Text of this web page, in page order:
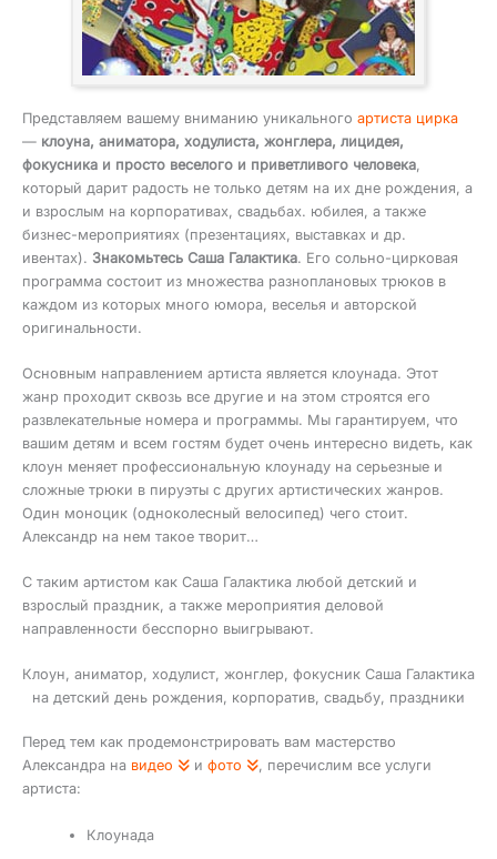
Представляем вашему вниманию уникального артиста цирка
— клоуна, аниматора, ходулиста, жонглера, лицидея,
фокусника и просто веселого и приветливого человека,
который дарит радость не только детям на их дне рождения, а
и взрослым на корпоративах, свадьбах. юбилея, а также
бизнес-мероприятиях (презентациях, выставках и др.
ивентах). Знакомьтесь Саша Галактика. Его сольно-цирковая
программа состоит из множества разноплановых трюков в
каждом из которых много юмора, веселья и авторской
оригинальности.
Основным направлением артиста является клоунада. Этот
жанр проходит сквозь все другие и на этом строятся его
развлекательные номера и программы. Мы гарантируем, что
вашим детям и всем гостям будет очень интересно видеть, как
клоун меняет профессиональную клоунаду на серьезные и
сложные трюки в пируэты с других артистических жанров.
Один моноцик (одноколесный велосипед) чего стоит.
Александр на нем такое творит…
С таким артистом как Саша Галактика любой детский и
взрослый праздник, а также мероприятия деловой
направленности бесспорно выигрывают.
Клоун, аниматор, ходулист, жонглер, фокусник Саша Галактика
на детский день рождения, корпоратив, свадьбу, праздники
Перед тем как продемонстрировать вам мастерство
Александра на видео и фото
, перечислим все услуги
артиста:
Клоунада